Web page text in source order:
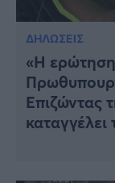
ΔΗΛΩΣΕΙΣ
«Η
Επιζώντας